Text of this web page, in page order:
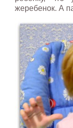
жеребенок. А